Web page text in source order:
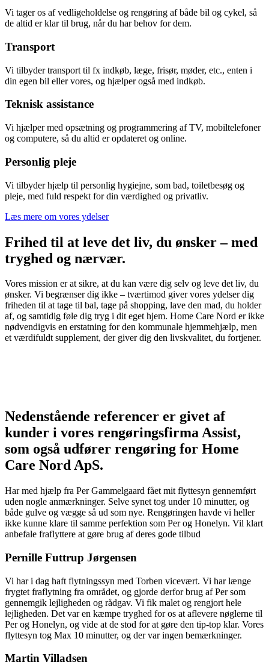
Vi tager os af vedligeholdelse og rengøring af både bil og cykel, så
de altid er klar til brug, når du har behov for dem.
Transport
Vi tilbyder transport til fx indkøb, læge, frisør, møder, etc., enten i
din egen bil eller vores, og hjælper også med indkøb.
Teknisk assistance
Vi hjælper med opsætning og programmering af TV, mobiltelefoner
og computere, så du altid er opdateret og online.
Personlig pleje
Vi tilbyder hjælp til personlig hygiejne, som bad, toiletbesøg og
pleje, med fuld respekt for din værdighed og privatliv.
Læs mere om vores ydelser
Frihed til at leve det liv, du ønsker – med
tryghed og nærvær.
Vores mission er at sikre, at du kan være dig selv og leve det liv, du
ønsker. Vi begrænser dig ikke – tværtimod giver vores ydelser dig
friheden til at tage til bal, tage på shopping, lave den mad, du holder
af, og samtidig føle dig tryg i dit eget hjem. Home Care Nord er ikke
nødvendigvis en erstatning for den kommunale hjemmehjælp, men
et værdifuldt supplement, der giver dig den livskvalitet, du fortjener.
Nedenstående referencer er givet af
kunder i vores rengøringsfirma Assist,
som også udfører rengøring for Home
Care Nord ApS.
Har med hjælp fra Per Gammelgaard fået mit flyttesyn gennemført
uden nogle anmærkninger. Selve synet tog under 10 minutter, og
både gulve og vægge så ud som nye. Rengøringen havde vi heller
ikke kunne klare til samme perfektion som Per og Honelyn. Vil klart
anbefale fraflyttere at gøre brug af deres gode tilbud
Pernille Futtrup Jørgensen
Vi har i dag haft flytningssyn med Torben vicevært. Vi har længe
frygtet fraflytning fra området, og gjorde derfor brug af Per som
gennemgik lejligheden og rådgav. Vi fik malet og rengjort hele
lejligheden. Det var en kæmpe tryghed for os at aflevere nøglerne til
Per og Honelyn, og vide at de stod for at gøre den tip-top klar. Vores
flyttesyn tog Max 10 minutter, og der var ingen bemærkninger.
Martin Villadsen